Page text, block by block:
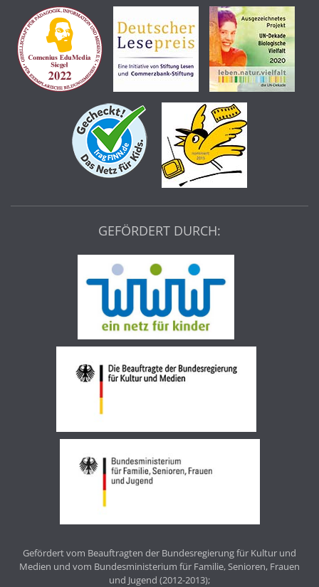
GEFÖRDERT DURCH:
Gefördert vom Beauftragten der Bundesregierung für Kultur und
Medien und vom Bundesministerium für Familie, Senioren, Frauen
und Jugend (2012-2013);